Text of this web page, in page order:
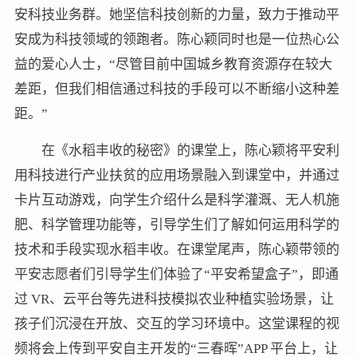
安科技业务群。她坚信科技创新的力量，致力于推动平
安成为科技领域的领跑者。陈心颖同时也是一位热心公
益的爱心人士，“尽管目前中国城乡教育资源存在较大
差距，但我们相信通过科技的手段可以不断缩小这种差
距。”
在《水稻丰收的秘密》的课堂上，陈心颖将平安利
用科技进行产业扶贫的应用场景融入到课堂中，并通过
卡片互动游戏，向学生介绍什么是科学灌溉、无人机施
肥、科学管理功能等，引导学生们了解如何运用科学的
技术和手段实现水稻丰收。在课堂尾声，陈心颖带领的
平安志愿者们引导学生们体验了“平安希望盒子”，即通
过 VR、云平台等先进科技模拟农业种植实验场景，让
孩子们沉浸在开放、交互的学习环境中。这堂课程的视
频将会上传到平安自主开发的“三春晖”APP 平台上，让